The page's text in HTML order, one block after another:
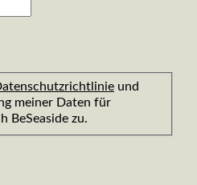
und
meiner Daten für
BeSeaside zu.